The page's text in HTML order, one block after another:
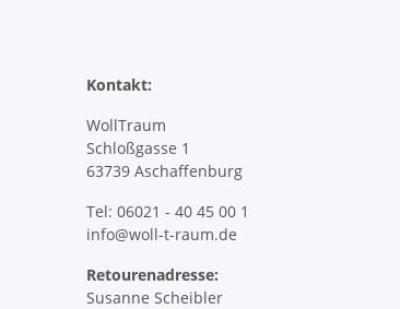
Kontakt:
WollTraum
Schloßgasse 1
63739 Aschaffenburg
Tel: 06021 - 40 45 00 1
info@woll-t-raum.de
Retourenadresse:
Susanne Scheibler